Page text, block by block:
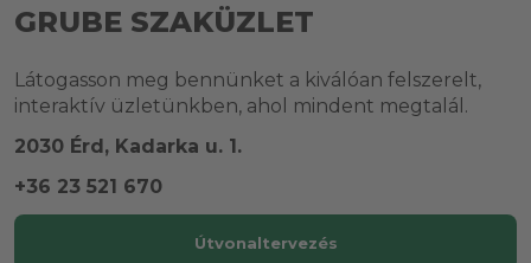
GRUBE SZAKÜZLET
Látogasson meg bennünket a kiválóan felszerelt,
interaktív üzletünkben, ahol mindent megtalál.
2030 Érd, Kadarka u. 1.
+36 23 521 670
Útvonaltervezés